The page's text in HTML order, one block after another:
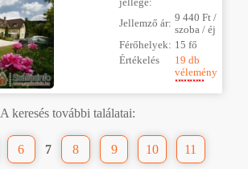
Jellemző ár: 9 440 Ft /
szoba / éj
Férőhelyek: 15 fő
Értékelés
19 db
vélemény
A keresés további találatai:
6 7 8 9 10 11